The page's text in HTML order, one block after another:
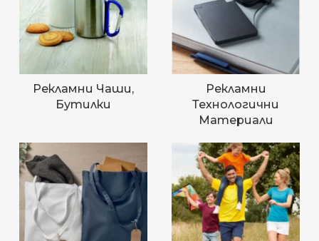
Рекламни Чаши,
Бутилки
Рекламни
Технологични
Материали